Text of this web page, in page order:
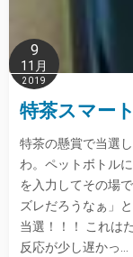
9
11月
2019
特茶スマー
特茶の懸賞で当選
わ。ペットボトル
を入力してその場
ズレだろうなぁ」
当選！！！ これは
反応が少し遅かっ…